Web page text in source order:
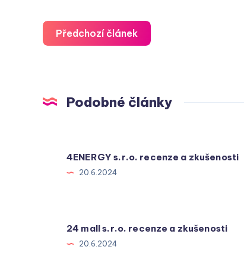
Předchozí článek
Podobné články
4ENERGY s.r.o. recenze a zkušenosti
20.6.2024
24 mall s.r.o. recenze a zkušenosti
20.6.2024